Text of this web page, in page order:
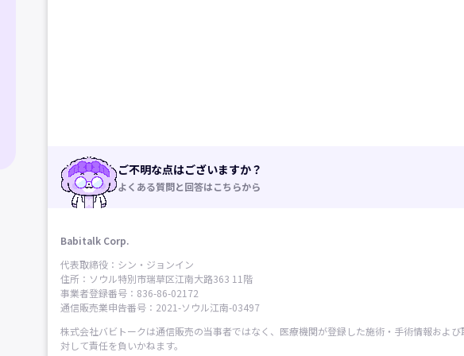
ご不明な点はございますか？
よくある質問と回答はこちらから
Babitalk Corp.
代表取締役：シン・ジョンイン
住所：ソウル特別市瑞草区江南大路363 11階
事業者登録番号：836-86-02172
通信販売業申告番号：2021-ソウル江南-03497
株式会社バビトークは通信販売の当事者ではなく、医療機関が登録した施術・手術情報および
対して責任を負いかねます。